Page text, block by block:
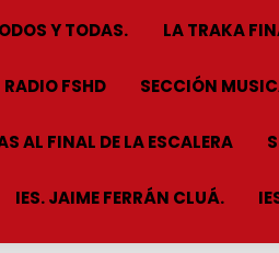
Y TODAS. LA TRAKA
RADIO FSHD SECCIÓN
AL FINAL DE LA ESCALERA
IES. JAIME FERRÁN CLUÁ.